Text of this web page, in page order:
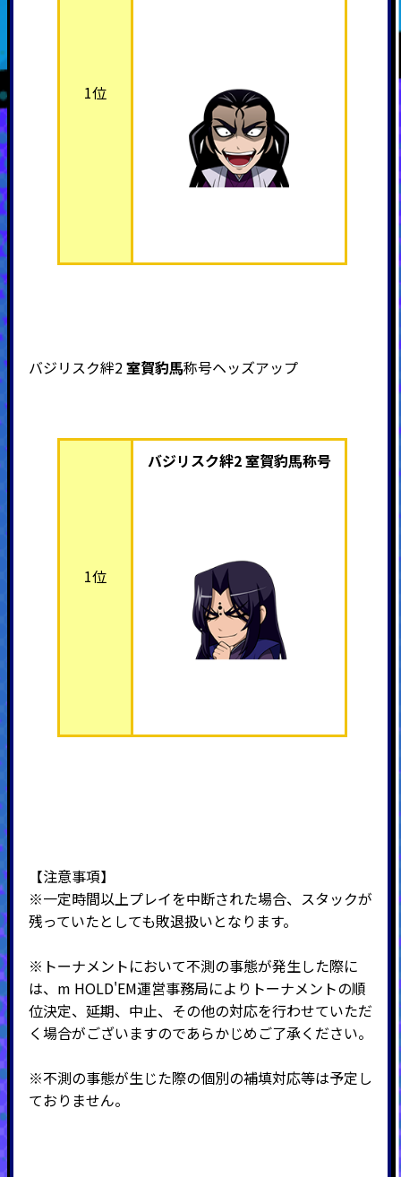
1位
バジリスク絆2室賀豹馬称号ヘッズアップ
1位
バジリスク絆2 室賀豹馬称号
【注意事項】
※一定時間以上プレイを中断された場合、スタックが
残っていたとしても敗退扱いとなります。
※トーナメントにおいて不測の事態が発生した際に
は、m HOLD'EM運営事務局によりトーナメントの順
位決定、延期、中止、その他の対応を行わせていただ
く場合がございますのであらかじめご了承ください。
※不測の事態が生じた際の個別の補填対応等は予定し
ておりません。